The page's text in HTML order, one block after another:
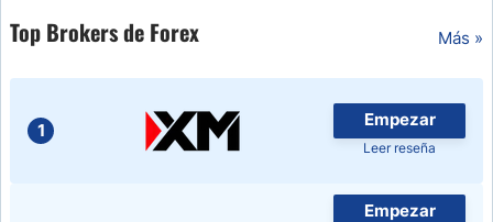
Top Brokers de Forex Más »
1
Empezar
Leer reseña
Empezar